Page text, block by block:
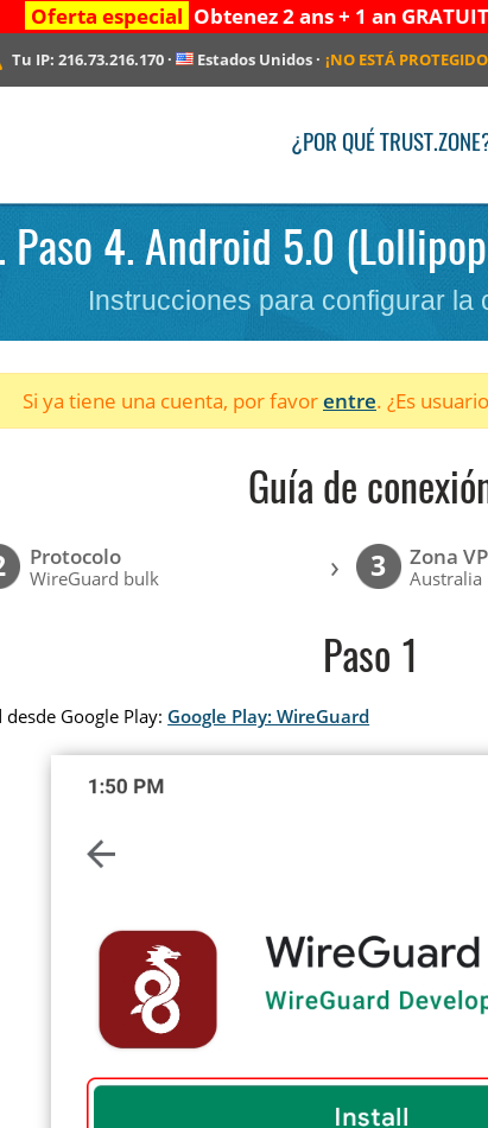
Oferta especial Obtenez 2 ans + 1 an
Tu IP: 216.73.216.170· Estados Unidos· ¡NO ESTÁ
¿POR QUÉ
Paso 4. Android 5.0
Instrucciones para configurar la
Si ya tiene una cuenta, por favorentre. ¿Es
Guía de
Protocolo
WireGuard bulk › 3 Zona
Australia
Paso 1
Google Play: Google Play: WireGuard